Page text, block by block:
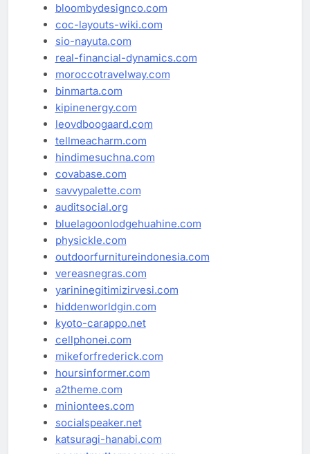
bloombydesignco.com
coc-layouts-wiki.com
sio-nayuta.com
real-financial-dynamics.com
moroccotravelway.com
binmarta.com
kipinenergy.com
leovdboogaard.com
tellmeacharm.com
hindimesuchna.com
covabase.com
savvypalette.com
auditsocial.org
bluelagoonlodgehuahine.com
physickle.com
outdoorfurnitureindonesia.com
vereasnegras.com
yarininegitimizirvesi.com
hiddenworldgin.com
kyoto-carappo.net
cellphonei.com
mikeforfrederick.com
hoursinformer.com
a2theme.com
miniontees.com
socialspeaker.net
katsuragi-hanabi.com